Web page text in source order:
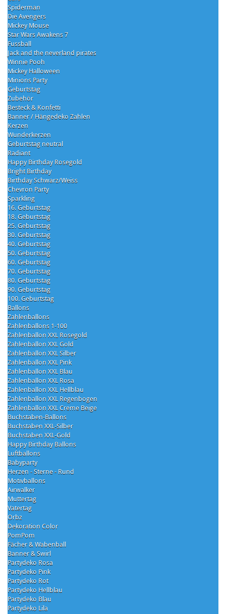
Spiderman
Die Avengers
Mickey Mouse
Star Wars Awakens 7
Fussball
Jack and the neverland pirates
Winnie Pooh
Mickey Halloween
Minions Party
Geburtstag
Zubehör
Besteck & Konfetti
Banner / Hängedeko Zahlen
Kerzen
Wunderkerzen
Geburtstag neutral
Radiant
Happy Birthday Rosegold
Bright Birthday
Birthday Schwarz/Weiss
Chevron Party
Sparkling
16. Geburtstag
18. Geburtstag
25. Geburtstag
30. Geburtstag
40. Geburtstag
50. Geburtstag
60. Geburtstag
70. Geburtstag
80. Geburtstag
90. Geburtstag
100. Geburtstag
Ballons
Zahlenballons
Zahlenballons 1-100
Zahlenballon XXL Rosegold
Zahlenballon XXL Gold
Zahlenballon XXL Silber
Zahlenballon XXL Pink
Zahlenballon XXL Blau
Zahlenballon XXL Rosa
Zahlenballon XXL Hellblau
Zahlenballon XXL Regenbogen
Zahlenballon XXL Creme Beige
Buchstaben-Ballons
Buchstaben XXL-Silber
Buchstaben XXL-Gold
Happy Birthday Ballons
Luftballons
Babyparty
Herzen - Sterne - Rund
Motivballons
Airwalker
Muttertag
Vatertag
Orbz
Dekoration Color
PomPom
Fächer & Wabenball
Banner & Swirl
Partydeko Rosa
Partydeko Pink
Partydeko Rot
Partydeko Hellblau
Partydeko Blau
Partydeko Lila